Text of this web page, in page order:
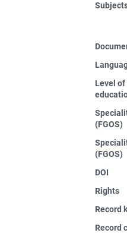
Level of
(FGOS)
(FGOS)
DOI
Rights
Record
Record